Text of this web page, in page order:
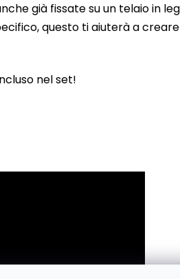
già fissate su un telaio in
questo ti aiuterà a
nel set!